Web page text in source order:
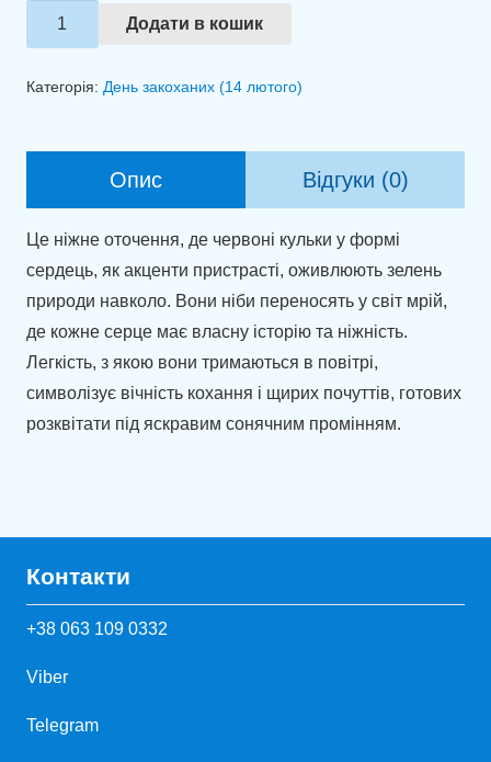
Зв'язка
із
Додати в кошик
Категорія: День закоханих (14 лютого)
Опис Відгуки (0)
Це ніжне оточення, де червоні кульки у формі
сердець, як акценти пристрасті, оживлюють зелень
природи навколо. Вони ніби переносять у світ мрій,
де кожне серце має власну історію та ніжність.
Легкість, з якою вони тримаються в повітрі,
символізує вічність кохання і щирих почуттів, готових
розквітати під яскравим сонячним промінням.
Контакти
+38 063 109 0332
Viber
Telegram